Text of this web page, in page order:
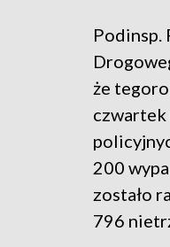
Podinsp.
że
czwartek
200
zostało
796